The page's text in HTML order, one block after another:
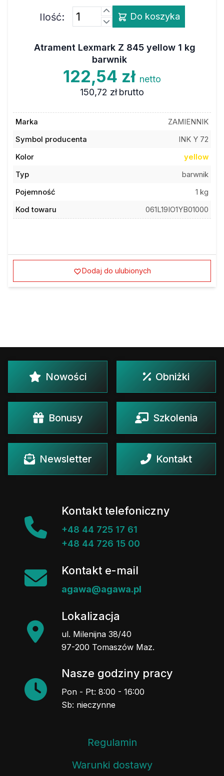
Ilość: Do koszyka
Atrament Lexmark Z 845 yellow 1 kg
barwnik
122,54 zł netto
150,72 zł brutto
Marka
ZAMIENNIK
Symbol producenta
INK Y 72
Kolor
yellow
Typ
barwnik
Pojemność
1 kg
Kod towaru
061L19IO1YB01000
Dodaj do ulubionych
Nowości Obniżki
Bonusy Szkolenia
Newsletter Kontakt
Kontakt telefoniczny
+48 44 725 17 61
+48 44 726 15 00
Kontakt e-mail
agawa@agawa.pl
Lokalizacja
ul. Milenijna 38/40
97-200 Tomaszów Maz.
Nasze godziny pracy
Pon - Pt: 8:00 - 16:00
Sb: nieczynne
Regulamin
Warunki dostawy